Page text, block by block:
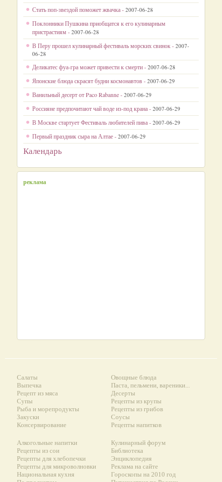
Стать поп-звездой поможет жвачка - 2007-06-28
Поклонники Пушкина приобщатся к его кулинарным
пристрастиям - 2007-06-28
В Перу прошел кулинарный фестиваль морских свинок - 2007-
06-28
Деликатес фуа-гра может привести к смерти - 2007-06-28
Японские блюда скрасят будни космонавтов - 2007-06-29
Ванильный десерт от Paco Rabanne - 2007-06-29
Россияне предпочитают чай воде из-под крана - 2007-06-29
В Москве стартует Фестиваль любителей пива - 2007-06-29
Первый праздник сыра на Алтае - 2007-06-29
Календарь
реклама
Салаты
Выпечка
Рецепт из мяса
Супы
Рыба и морепродукты
Закуски
Консервирование
Овощные блюда
Паста, пельмени, вареники...
Десерты
Рецепты из крупы
Рецепты из грибов
Соусы
Рецепты напитков
Алкогольные напитки
Рецепты из сои
Рецепты для хлебопечки
Рецепты для микроволновки
Национальная кухня
Кулинарный форум
Библиотека
Энциклопедия
Реклама на сайте
Гороскопы на 2010 год